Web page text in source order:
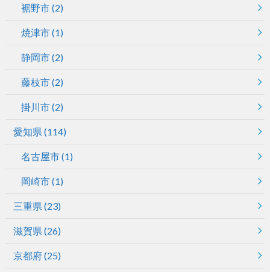
裾野市(2)
焼津市(1)
静岡市(2)
藤枝市(2)
掛川市(2)
愛知県 (114)
名古屋市(1)
岡崎市(1)
三重県 (23)
滋賀県 (26)
京都府(25)